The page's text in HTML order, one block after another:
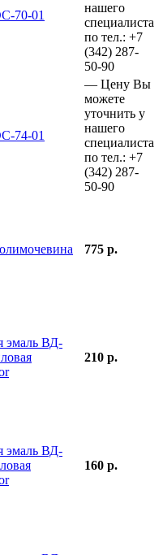
70-01
нашего
специалиста
по тел.: +7
(342) 287-
50-90
74-01
— Цену Вы
можете
уточнить у
нашего
специалиста
по тел.: +7
(342) 287-
50-90
775 р.
эмаль ВД-
210 р.
эмаль ВД-
160 р.